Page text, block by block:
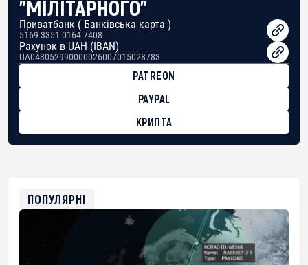
"МІЛІТАРНОГО"
Приватбанк ( Банківська карта )
5169 3351 0164 7408
Рахунок в UAH (IBAN)
UA043052990000026007015028783
PATREON
PAYPAL
КРИПТА
0xfD02863D3289416fcF50975c9DFda13623f97758
ПОПУЛЯРНІ